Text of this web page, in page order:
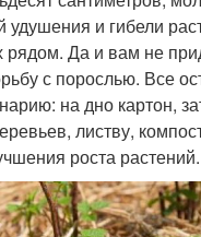
удушения и гибели
Да и вам не
с порослью. Все
на дно картон,
листву,
роста